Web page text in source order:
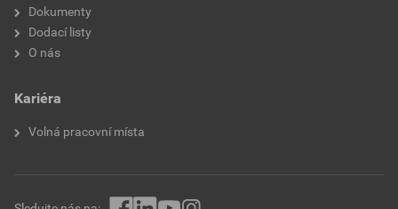
Vhodné pro lankové vodiče
Certifikát VDE
Dokumenty
Dodací listy
O nás
Kariéra
Volná pracovní místa